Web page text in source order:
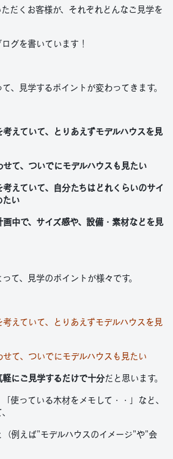
だくお客様が、それぞれどんなご見学を
グを書いています！
、見学するポイントが変わってきます。
えていて、とりあえずモデルハウスを見
て、ついでにモデルハウスも見たい
えていて、自分たちはどれくらいのサイ
たい
中で、サイズ感や、設備・素材などを見
て、見学のポイントが様々です。
えていて、とりあえずモデルハウスを見
て、ついでにモデルハウスも見たい
軽にご見学するだけで十分だと思います。
使っている木材をメモして・・」など、
例えば”モデルハウスのイメージ”や”会